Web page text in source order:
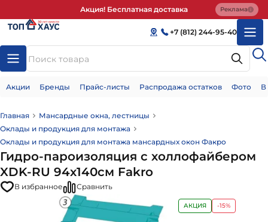
Акция! Бесплатная доставка Реклама
+7 (812) 244-95-40
Акции Бренды Прайс-листы Распродажа остатков Фото
Главная
Мансардные окна, лестницы
Оклады и продукция для монтажа
Оклады и продукция для монтажа мансардных окон Факро
Гидро-пароизоляция с холлофайбером
XDK-RU 94х140см Fakro
В избранное Сравнить
АКЦИЯ -15%